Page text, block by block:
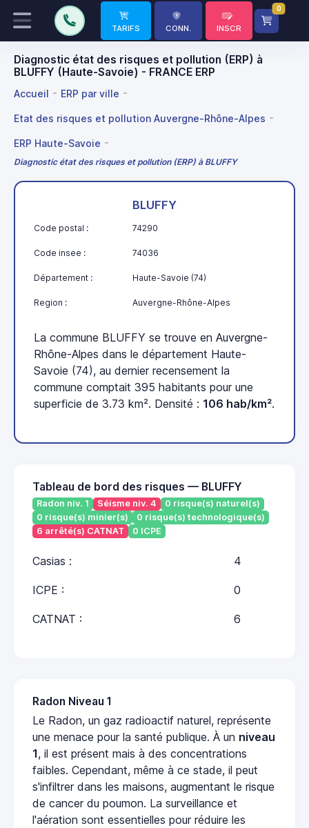
TARIFS CONN. INSCR
0
Diagnostic état des risques et pollution (ERP) à
BLUFFY (Haute-Savoie) - FRANCE ERP
Accueil ERP par ville
Etat des risques et pollution Auvergne-Rhône-Alpes
ERP Haute-Savoie
Diagnostic état des risques et pollution (ERP) à BLUFFY
BLUFFY
Code postal : 74290
Code insee : 74036
Département : Haute-Savoie (74)
Region : Auvergne-Rhône-Alpes
La commune BLUFFY se trouve en Auvergne-
Rhône-Alpes dans le département Haute-
Savoie (74), au dernier recensement la
commune comptait 395 habitants pour une
superficie de 3.73 km². Densité : 106 hab/km².
Tableau de bord des risques — BLUFFY
Radon niv. 1 Séisme niv. 4
0 risque(s) naturel(s)
0 risque(s) minier(s)
0 risque(s) technologique(s)
6 arrêté(s) CATNAT
0 ICPE
Casias : 4
ICPE : 0
CATNAT : 6
Radon Niveau 1
Le Radon, un gaz radioactif naturel, représente
une menace pour la santé publique. À un niveau
1, il est présent mais à des concentrations
faibles. Cependant, même à ce stade, il peut
s'infiltrer dans les maisons, augmentant le risque
de cancer du poumon. La surveillance et
l'aération sont essentielles pour réduire les